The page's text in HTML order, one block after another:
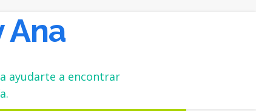
Ana
ayudarte a encontrar